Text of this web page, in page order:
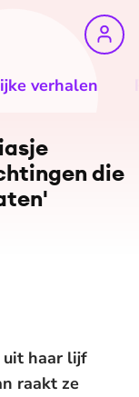
verhalen
die
uit haar lijf
raakt ze